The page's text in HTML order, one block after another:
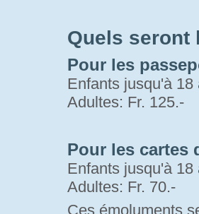
Quels seront
Pour les
Enfants jusqu'à 18
Adultes: Fr. 125.-
Pour les cartes
Enfants jusqu'à 18
Adultes: Fr. 70.-
Ces émoluments